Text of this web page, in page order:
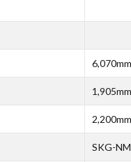
6,070mm
1,905mm
2,200mm
SKG-